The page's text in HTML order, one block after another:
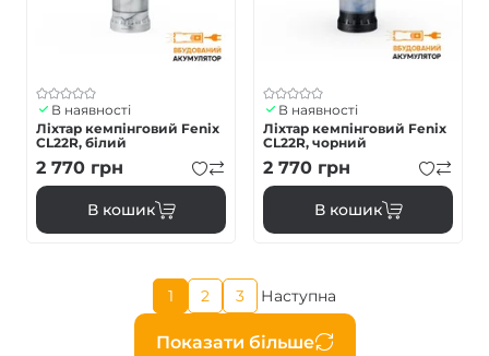
В наявності
Ліхтар кемпінговий Fenix
CL22R, білий
2 770 грн
В кошик
В наявності
Ліхтар кемпінговий Fenix
CL22R, чорний
2 770 грн
В кошик
Розбивка
на
Показати більше
Поточна
сторінка
1
Page
2
Page
3
Наступна
сторінка
Наступна